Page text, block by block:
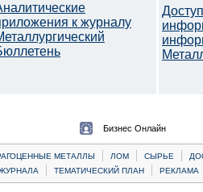
к журналу
Бизнес Онлайн
МЕТАЛЛЫ | ЛОМ | CЫРЬЕ |
| ТЕМАТИЧЕСКИЙ ПЛАН | РЕКЛАМА